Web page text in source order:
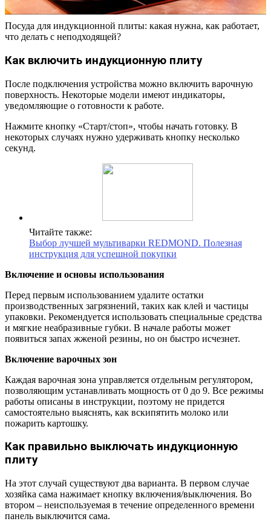
Посуда для индукционной плиты: какая нужна, как работает,
что делать с неподходящей?
Как включить индукционную плиту
После подключения устройства можно включить варочную
поверхность. Некоторые модели имеют индикаторы,
уведомляющие о готовности к работе.
Нажмите кнопку «Старт/стоп», чтобы начать готовку. В
некоторых случаях нужно удерживать кнопку несколько
секунд.
Читайте также:
Выбор лучшей мультиварки REDMOND. Полезная
инструкция для успешной покупки
Включение и основы использования
Перед первым использованием удалите остатки
производственных загрязнений, таких как клей и частицы
упаковки. Рекомендуется использовать специальные средства
и мягкие неабразивные губки. В начале работы может
появиться запах жженой резины, но он быстро исчезнет.
Включение варочных зон
Каждая варочная зона управляется отдельным регулятором,
позволяющим устанавливать мощность от 0 до 9. Все режимы
работы описаны в инструкции, поэтому не придется
самостоятельно выяснять, как вскипятить молоко или
пожарить картошку.
Как правильно выключать индукционную
плиту
На этот случай существуют два варианта. В первом случае
хозяйка сама нажимает кнопку включения/выключения. Во
втором – неиспользуемая в течение определенного времени
панель выключится сама.